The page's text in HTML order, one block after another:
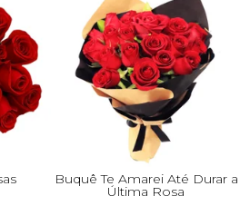
Buquê Te Amarei Até Durar a
Última Rosa